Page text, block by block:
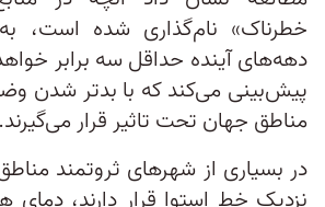
خطرناک» نام‌گذاری شده است،
دهه‌های آینده حداقل سه برابر
پیش‌بینی می‌کند که با بدتر شدن
مناطق جهان تحت تاثیر قرار می‌گیرند.
در بسیاری از شهر‌های ثروتمند